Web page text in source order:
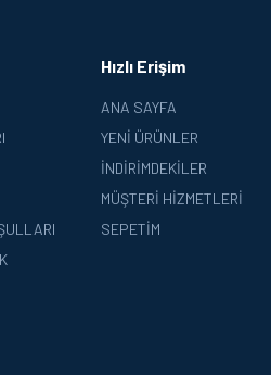
Hızlı Erişim
ANA SAYFA
YENI ÜRÜNLER
İNDIRIMDEKILER
MÜŞTERI HIZMETLERI
SEPETIM